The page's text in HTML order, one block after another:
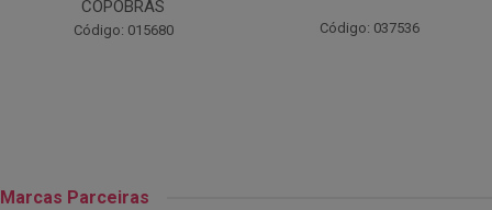
Código: 037536 Código: 001124
Marcas Parceiras